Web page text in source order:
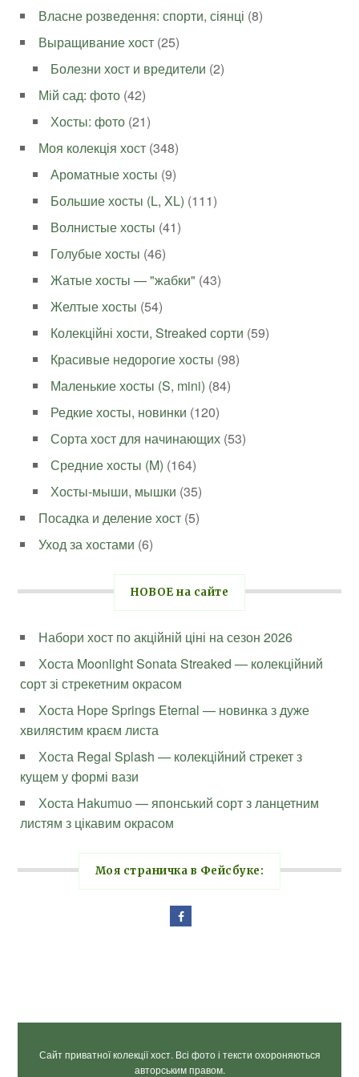
Власне розведення: спорти, сіянці (8)
Выращивание хост (25)
Болезни хост и вредители (2)
Мій сад: фото (42)
Хосты: фото (21)
Моя колекція хост (348)
Ароматные хосты (9)
Большие хосты (L, XL) (111)
Волнистые хосты (41)
Голубые хосты (46)
Жатые хосты — "жабки" (43)
Желтые хосты (54)
Колекційні хости, Streaked сорти (59)
Красивые недорогие хосты (98)
Маленькие хосты (S, mini) (84)
Редкие хосты, новинки (120)
Сорта хост для начинающих (53)
Средние хосты (M) (164)
Хосты-мыши, мышки (35)
Посадка и деление хост (5)
Уход за хостами (6)
НОВОЕ на сайте
Набори хост по акційній ціні на сезон 2026
Хоста Moonlight Sonata Streaked — колекційний
сорт зі стрекетним окрасом
Хоста Hope Springs Eternal — новинка з дуже
хвилястим краєм листа
Хоста Regal Splash — колекційний стрекет з
кущем у формі вази
Хоста Hakumuo — японський сорт з ланцетним
листям з цікавим окрасом
Моя страничка в Фейсбуке:
Сайт приватної колекції хост. Всі фото і тексти охороняються
авторським правом.